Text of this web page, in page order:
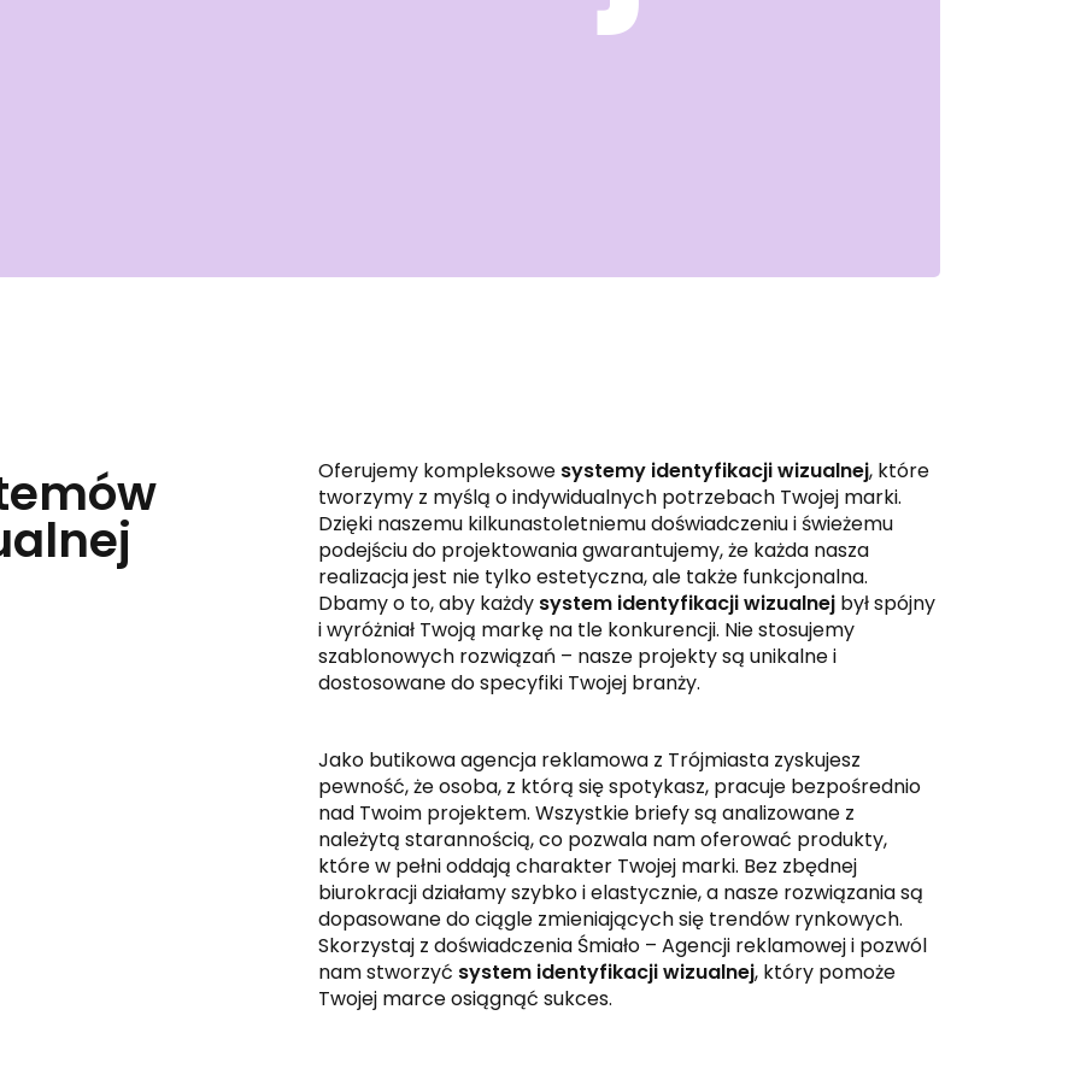
Oferujemy kompleksowe systemy identyfikacji wizualnej, które
tworzymy z myślą o indywidualnych potrzebach Twojej marki.
Dzięki naszemu kilkunastoletniemu doświadczeniu i świeżemu
podejściu do projektowania gwarantujemy, że każda nasza
realizacja jest nie tylko estetyczna, ale także funkcjonalna.
Dbamy o to, aby każdy system identyfikacji wizualnej był spójny
i wyróżniał Twoją markę na tle konkurencji. Nie stosujemy
szablonowych rozwiązań – nasze projekty są unikalne i
dostosowane do specyfiki Twojej branży.
Jako butikowa agencja reklamowa z Trójmiasta zyskujesz
pewność, że osoba, z którą się spotykasz, pracuje bezpośrednio
nad Twoim projektem. Wszystkie briefy są analizowane z
należytą starannością, co pozwala nam oferować produkty,
które w pełni oddają charakter Twojej marki. Bez zbędnej
biurokracji działamy szybko i elastycznie, a nasze rozwiązania są
dopasowane do ciągle zmieniających się trendów rynkowych.
Skorzystaj z doświadczenia Śmiało – Agencji reklamowej i pozwól
nam stworzyć system identyfikacji wizualnej, który pomoże
Twojej marce osiągnąć sukces.